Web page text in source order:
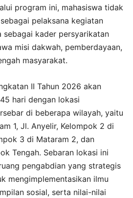
program ini, mahasiswa tidak
pelaksana kegiatan
sebagai kader persyarikatan
misi dakwah, pemberdayaan,
masyarakat.
II Tahun 2026 akan
hari dengan lokasi
di beberapa wilayah, yaitu
1, Jl. Anyelir, Kelompok 2 di
3 di Mataram 2, dan
Tengah. Sebaran lokasi ini
pengabdian yang strategis
mengimplementasikan ilmu
sosial, serta nilai-nilai